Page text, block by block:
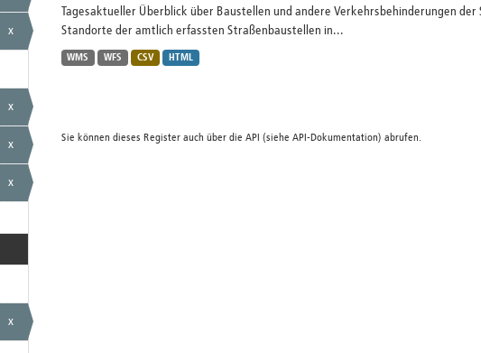
x
x
x
x
x
Tagesaktueller Überblick über Baustellen und andere Verkehrsbehinderungen
Standorte der amtlich erfassten Straßenbaustellen in...
WMS WFS CSV HTML
Sie können dieses Register auch über die API (siehe API-Dokumentation) abrufen.